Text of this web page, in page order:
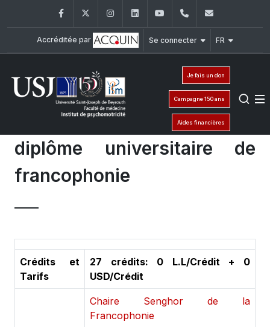
FacebookTwitter InstagramLinkedInYouTube+961 (1) 421 617
Accréditée par Se connecter FR
Je fais un don
Campagne 150 ans
Aides financières
diplôme universitaire de
francophonie
Crédits et
Tarifs
27 crédits: 0 L.L/Crédit + 0
USD/Crédit
Chaire Senghor de la
Francophonie